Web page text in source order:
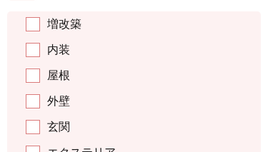
増改築
内装
屋根
外壁
玄関